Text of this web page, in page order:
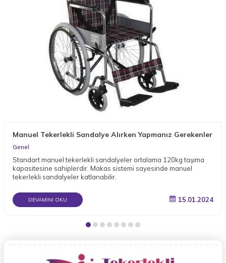
Manuel Tekerlekli Sandalye Alırken Yapmanız Gerekenler
Genel
Standart manuel tekerlekli sandalyeler ortalama 120kg taşıma
kapasitesine sahiplerdir. Makas sistemi sayesinde manuel
tekerlekli sandalyeler katlanabilir.
DEVAMINI OKU 15.01.2024